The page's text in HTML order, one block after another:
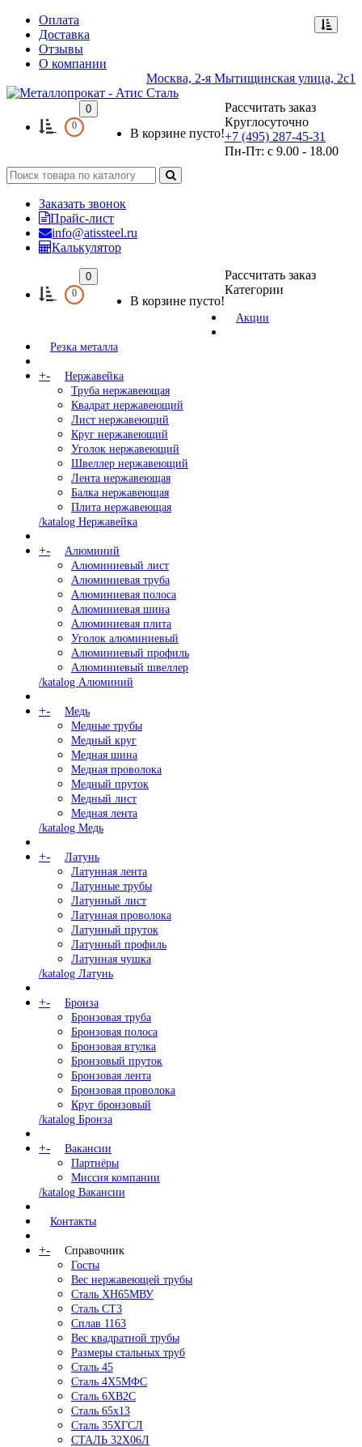
Оплата
Доставка
Отзывы
О компании
Москва, 2-я Мытищинская улица, 2с1
0
0
В корзине пусто!
Рассчитать заказ
Круглосуточно
+7 (495) 287-45-31
Пн-Пт: с 9.00 - 18.00
Заказать звонок
Прайс-лист
info@atissteel.ru
Калькулятор
0
0
В корзине пусто!
Рассчитать заказ
Категории
Акции
Резка металла
+-
Нержавейка
Труба нержавеющая
Квадрат нержавеющий
Лист нержавеющий
Круг нержавеющий
Уголок нержавеющий
Швеллер нержавеющий
Лента нержавеющая
Балка нержавеющая
Плита нержавеющая
/katalog Нержавейка
+-
Алюминий
Алюминиевый лист
Алюминиевая труба
Алюминиевая полоса
Алюминиевая шина
Алюминиевая плита
Уголок алюминиевый
Алюминиевый профиль
Алюминиевый швеллер
/katalog Алюминий
+-
Медь
Медные трубы
Медный круг
Медная шина
Медная проволока
Медный пруток
Медный лист
Медная лента
/katalog Медь
+-
Латунь
Латунная лента
Латунные трубы
Латунный лист
Латунная проволока
Латунный пруток
Латунный профиль
Латунная чушка
/katalog Латунь
+-
Бронза
Бронзовая труба
Бронзовая полоса
Бронзовая втулка
Бронзовый пруток
Бронзовая лента
Бронзовая проволока
Круг бронзовый
/katalog Бронза
+-
Вакансии
Партнёры
Миссия компании
/katalog Вакансии
Контакты
+-
Справочник
Госты
Вес нержавеющей трубы
Сталь ХН65МВУ
Сталь СТ3
Сплав 1163
Вес квадратной трубы
Размеры стальных труб
Сталь 45
Сталь 4Х5МФС
Сталь 6ХВ2С
Сталь 65х13
Сталь 35ХГСЛ
СТАЛЬ 32Х06Л